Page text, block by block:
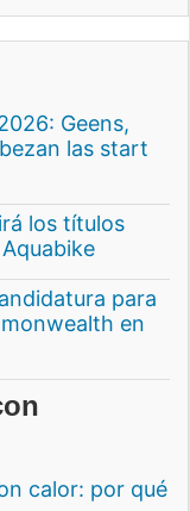
Geens,
las start
los títulos
para
en
calor: por qué